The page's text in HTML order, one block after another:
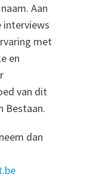
naam. Aan
interviews
met
en
van dit
Bestaan.
dan